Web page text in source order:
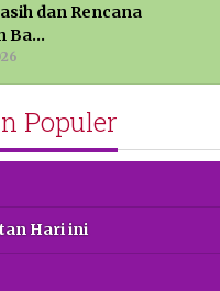
dan Rencana
Ba…
Populer
Hari ini